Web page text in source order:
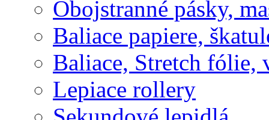
Obojstranné pásky,
Baliace papiere,
Baliace, Stretch fólie,
Lepiace rollery